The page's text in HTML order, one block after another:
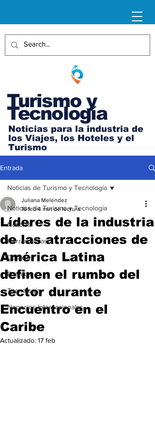
Turismo y
Tecnología
Noticias para la industria de
los Viajes, los Hoteles y el
Turismo
Entrada
Noticias de Turismo y Tecnología
Noticias
Herramientas
Destinos
Eventos
Tecnología
Negocios Internacionales
Noticias de Turismo y Tecnología
Líderes de la industria
de las atracciones de
América Latina
definen el rumbo del
sector durante
Encuentro en el
Caribe
Juliana Meléndez
16 feb 4 min de lectura
Actualizado: 17 feb